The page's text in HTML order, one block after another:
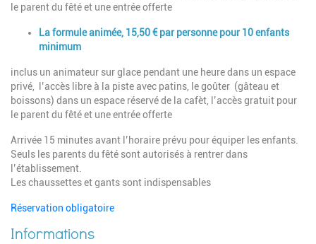
le parent du fêté et une entrée offerte
La formule animée, 15,50 € par personne pour 10 enfants
minimum
inclus un animateur sur glace pendant une heure dans un espace
privé, l’accès libre à la piste avec patins, le goûter (gâteau et
boissons) dans un espace réservé de la cafèt, l’accès gratuit pour
le parent du fêté et une entrée offerte
Arrivée 15 minutes avant l’horaire prévu pour équiper les enfants.
Seuls les parents du fêté sont autorisés à rentrer dans
l’établissement.
Les chaussettes et gants sont indispensables
Réservation obligatoire